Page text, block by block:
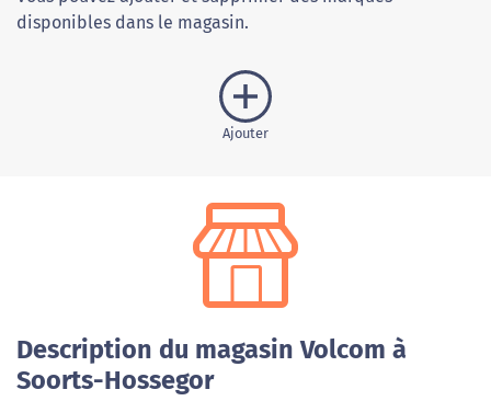
disponibles dans le magasin.
Ajouter
Description du magasin Volcom à
Soorts-Hossegor